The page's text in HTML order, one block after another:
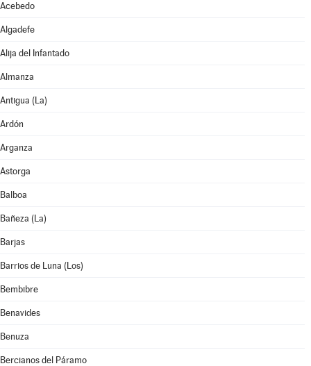
Acebedo
Algadefe
Alija del Infantado
Almanza
Antigua (La)
Ardón
Arganza
Astorga
Balboa
Bañeza (La)
Barjas
Barrios de Luna (Los)
Bembibre
Benavides
Benuza
Bercianos del Páramo